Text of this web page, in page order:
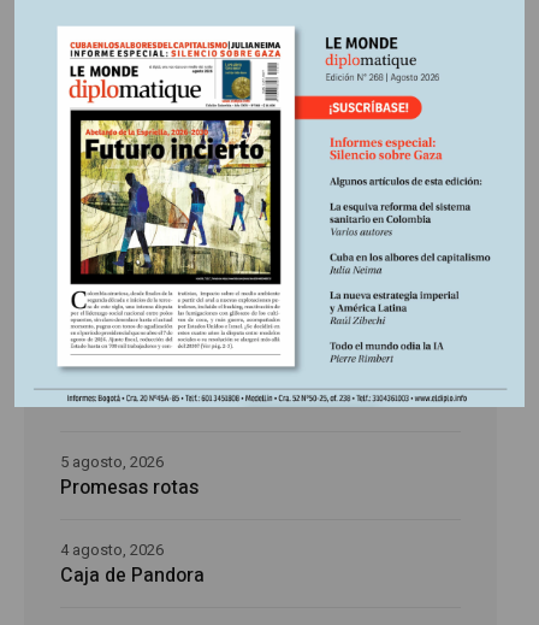
Últimas publicaciones
La época de la intranquilidad
5 agosto, 2026
Los amos del mundo
5 agosto, 2026
Promesas rotas
5 agosto, 2026
Caja de Pandora
4 agosto, 2026